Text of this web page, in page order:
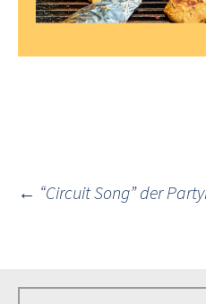
Post
← “Circuit Song” der